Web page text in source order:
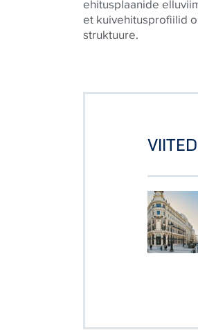
ehitusplaanide
et kuivehitusprofiilid
struktuure.
VIITED